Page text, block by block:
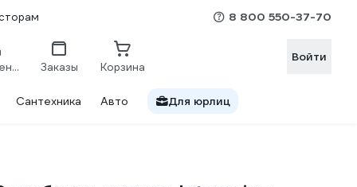
8 800 550-37-70
Сравнение Заказы Корзина
Войти
Сантехника Авто Для юрлиц